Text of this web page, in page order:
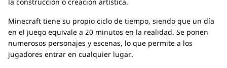
Minecraft tiene su propio ciclo de tiempo, siendo que un día
en el juego equivale a 20 minutos en la realidad. Se ponen
numerosos personajes y escenas, lo que permite a los
jugadores entrar en cualquier lugar.